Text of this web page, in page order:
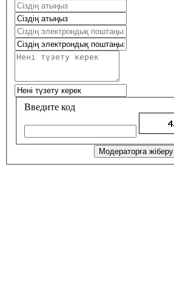
Введите код
Модераторға жіберу